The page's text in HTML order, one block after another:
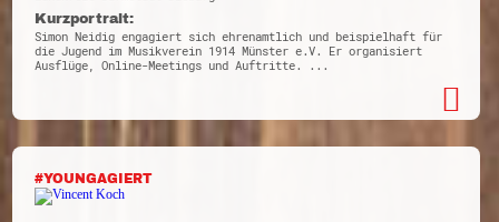
Kurzportrait:
Simon Neidig engagiert sich ehrenamtlich und beispielhaft für
die Jugend im Musikverein 1914 Münster e.V. Er organisiert
Ausflüge, Online-Meetings und Auftritte. ...
#YOUNGAGIERT